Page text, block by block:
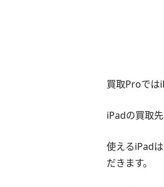
買取Proでは
iPadの買取
使えるiPad
だきます。